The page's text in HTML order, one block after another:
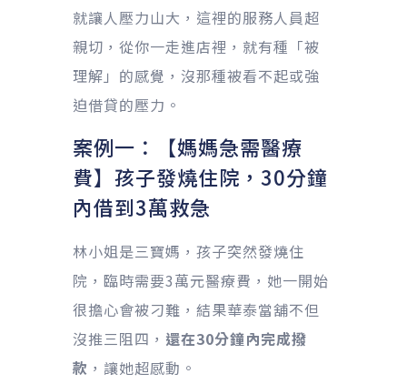
就讓人壓力山大，這裡的服務人員超
親切，從你一走進店裡，就有種「被
理解」的感覺，沒那種被看不起或強
迫借貸的壓力。
案例一：【媽媽急需醫療
費】孩子發燒住院，30分鐘
內借到3萬救急
林小姐是三寶媽，孩子突然發燒住
院，臨時需要3萬元醫療費，她一開始
很擔心會被刁難，結果華泰當舖不但
沒推三阻四， 還在30分鐘內完成撥
款 ，讓她超感動。